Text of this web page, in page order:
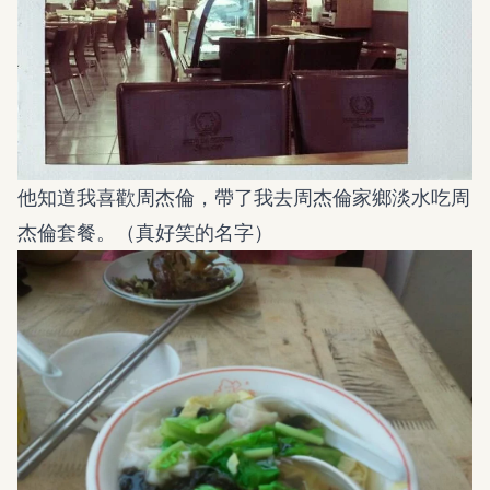
他知道我喜歡周杰倫，帶了我去周杰倫家鄉淡水吃周
杰倫套餐。（真好笑的名字）